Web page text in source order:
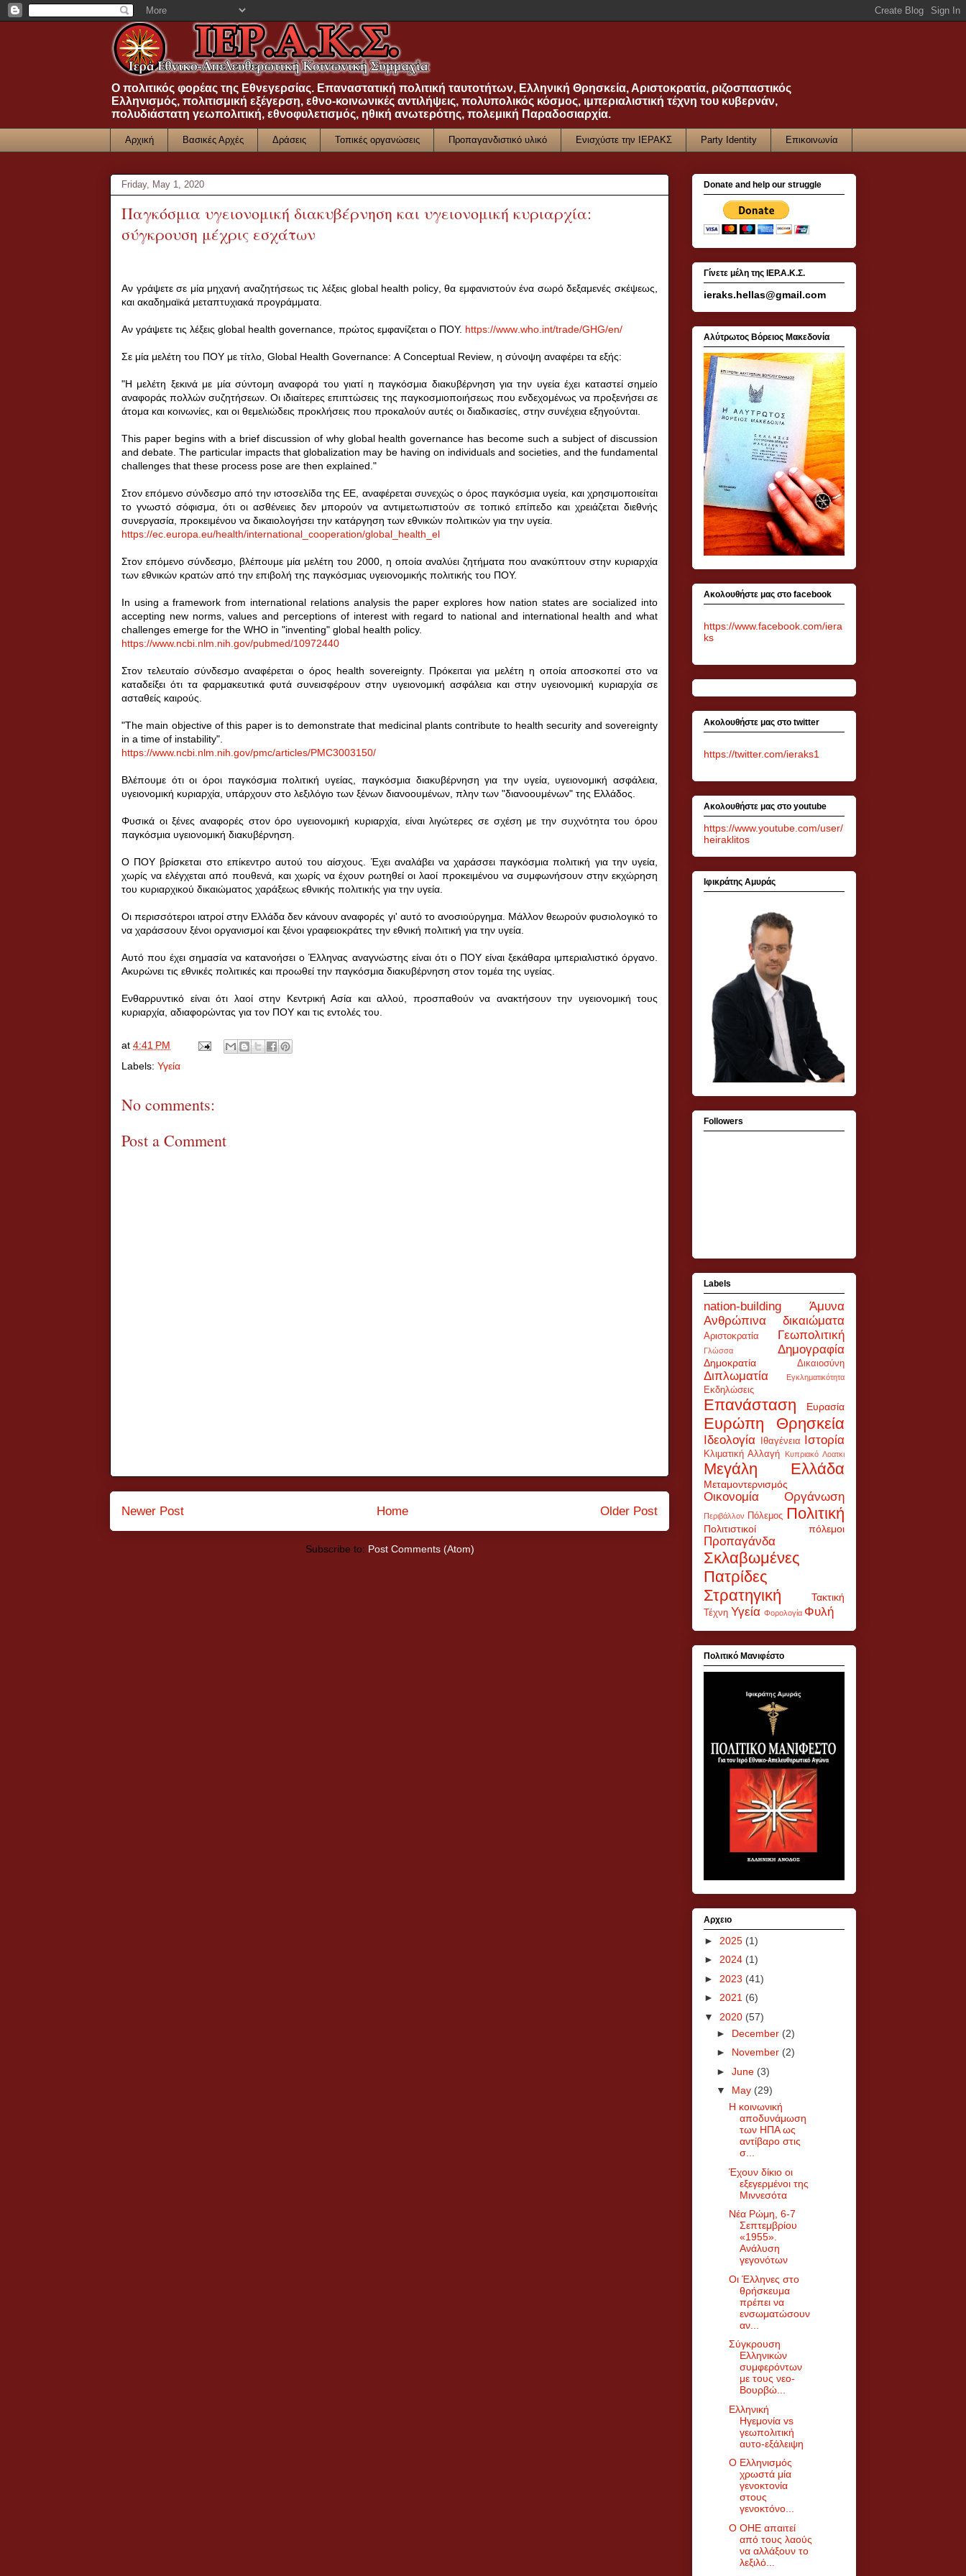
Ο πολιτικός φορέας της Εθνεγερσίας. Επαναστατική πολιτική ταυτοτήτων, Ελληνική Θρησκεία, Αριστοκρατία, ριζοσπαστικός
Ελληνισμός, πολιτισμική εξέγερση, εθνο-κοινωνικές αντιλήψεις, πολυπολικός κόσμος, ιμπεριαλιστική τέχνη του κυβερνάν,
πολυδιάστατη γεωπολιτική, εθνοφυλετισμός, ηθική ανωτερότης, πολεμική Παραδοσιαρχία.
Αρχική Βασικές Αρχές Δράσεις Τοπικές οργανώσεις Προπαγανδιστικό υλικό Ενισχύστε την ΙΕΡΑΚΣ Party Identity Επικοινωνία
Friday, May 1, 2020
Παγκόσμια υγειονομική διακυβέρνηση και υγειονομική κυριαρχία:
σύγκρουση μέχρις εσχάτων
Αν γράψετε σε μία μηχανή αναζητήσεως τις λέξεις global health policy, θα εμφανιστούν ένα σωρό δεξαμενές σκέψεως,
και ακαδημαϊκά μεταπτυχιακά προγράμματα.
Αν γράψετε τις λέξεις global health governance , πρώτος εμφανίζεται ο ΠΟΥ. https://www who int/trade/GHG/en/
Σε μία μελέτη του ΠΟΥ με τίτλο, Global Health Governance: A Conceptual Review , η σύνοψη αναφέρει τα εξής:
"Η μελέτη ξεκινά με μία σύντομη αναφορά του γιατί η παγκόσμια διακυβέρνηση για την υγεία έχει καταστεί σημείο
αναφοράς πολλών συζητήσεων. Οι ιδιαίτερες επιπτώσεις της παγκοσμιοποιήσεως που ενδεχομένως να προξενήσει σε
άτομα και κοινωνίες, και οι θεμελιώδεις προκλήσεις που προκαλούν αυτές οι διαδικασίες, στην συνέχεια εξηγούνται.
This paper begins with a brief discussion of why global health governance has become such a subject of discussion
and debate. The particular impacts that globalization may be having on individuals and societies, and the fundamental
challenges that these process pose are then explained."
Στον επόμενο σύνδεσμο από την ιστοσελίδα της ΕΕ, αναφέρεται συνεχώς ο όρος παγκόσμια υγεία, και χρησιμοποιείται
το γνωστό σόφισμα, ότι οι ασθένειες δεν μπορούν να αντιμετωπιστούν σε τοπικό επίπεδο και χρειάζεται διεθνής
συνεργασία, προκειμένου να δικαιολογήσει την κατάργηση των εθνικών πολιτικών για την υγεία.
https://ec europa eu/health/international cooperation/global health el
Στον επόμενο σύνδεσμο, βλέπουμε μία μελέτη του 2000, η οποία αναλύει ζητήματα που ανακύπτουν στην κυριαρχία
των εθνικών κρατών από την επιβολή της παγκόσμιας υγειονομικής πολιτικής του ΠΟΥ.
In using a framework from international relations analysis the paper explores how nation states are socialized into
accepting new norms, values and perceptions of interest with regard to national and international health and what
challenges emerge for the WHO in "inventing" global health policy.
https://www.ncbi.nlm.nih.gov/pubmed/10972440
Στον τελευταίο σύνδεσμο αναφέρεται ο όρος health sovereignty. Πρόκειται για μελέτη η οποία αποσκοπεί στο να
καταδείξει ότι τα φαρμακευτικά φυτά συνεισφέρουν στην υγειονομική ασφάλεια και στην υγειονομική κυριαρχία σε
ασταθείς καιρούς.
"The main objective of this paper is to demonstrate that medicinal plants contribute to health security and sovereignty
in a time of instability".
https://www.ncbi.nlm.nih.gov/pmc/articles/PMC3003150/
Βλέπουμε ότι οι όροι παγκόσμια πολιτική υγείας, παγκόσμια διακυβέρνηση για την υγεία, υγειονομική ασφάλεια,
υγειονομική κυριαρχία, υπάρχουν στο λεξιλόγιο των ξένων διανοουμένων, πλην των "διανοουμένων" της Ελλάδος.
Φυσικά οι ξένες αναφορές στον όρο υγειονομική κυριαρχία, είναι λιγώτερες σε σχέση με την συχνότητα του όρου
παγκόσμια υγειονομική διακυβέρνηση.
Ο ΠΟΥ βρίσκεται στο επίκεντρο αυτού του αίσχους. Έχει αναλάβει να χαράσσει παγκόσμια πολιτική για την υγεία,
χωρίς να ελέγχεται από πουθενά, και χωρίς να έχουν ρωτηθεί οι λαοί προκειμένου να συμφωνήσουν στην εκχώρηση
του κυριαρχικού δικαιώματος χαράξεως εθνικής πολιτικής για την υγεία.
Οι περισσότεροι ιατροί στην Ελλάδα δεν κάνουν αναφορές γι' αυτό το ανοσιούργημα. Μάλλον θεωρούν φυσιολογικό το
να χαράσσουν ξένοι οργανισμοί και ξένοι γραφειοκράτες την εθνική πολιτική για την υγεία.
Αυτό που έχει σημασία να κατανοήσει ο Έλληνας αναγνώστης είναι ότι ο ΠΟΥ είναι ξεκάθαρα ιμπεριαλιστικό όργανο.
Ακυρώνει τις εθνικές πολιτικές και προωθεί την παγκόσμια διακυβέρνηση στον τομέα της υγείας.
Ενθαρρυντικό είναι ότι λαοί στην Κεντρική Ασία και αλλού, προσπαθούν να ανακτήσουν την υγειονομική τους
κυριαρχία, αδιαφορώντας για τον ΠΟΥ και τις εντολές του.
at 4:41 PM
Labels: Υγεία
No comments:
Post a Comment
Newer Post Older Post
Home
Subscribe to: Post Comments (Atom)
Donate and help our struggle
Γίνετε μέλη της ΙΕΡ.Α.Κ.Σ.
ieraks.hellas@gmail.com
Αλύτρωτος Βόρειος Μακεδονία
Ακολουθήστε μας στο facebook
https://www.facebook.com/iera
ks
Ακολουθήστε μας στο twitter
https://twitter.com/ieraks1
Ακολουθήστε μας στο youtube
https://www.youtube.com/user/
heiraklitos
Ιφικράτης Αμυράς
Followers
Labels
nation-building
Άμυνα
Ανθρώπινα δικαιώματα
Αριστοκρατία Γεωπολιτική
Γλώσσα Δημογραφία
Δημοκρατία Δικαιοσύνη
Διπλωματία Εγκληματικότητα
Εκδηλώσεις
Επανάσταση Ευρασία
Ευρώπη Θρησκεία
Ιδεολογία Ιθαγένεια Ιστορία
Κλιματική Αλλαγή Κυπριακό Λοατκι
Μεγάλη Ελλάδα
Μεταμοντερνισμός
Οικονομία Οργάνωση
Περιβάλλον Πόλεμος Πολιτική
Πολιτιστικοί πόλεμοι
Προπαγάνδα
Σκλαβωμένες
Πατρίδες
Στρατηγική
Τακτική
Τέχνη Υγεία Φορολογία Φυλή
Πολιτικό Μανιφέστο
Αρχειο
► 2025 (1)
► 2024 (1)
► 2023 (41)
► 2021 (6)
▼ 2020 (57)
► December (2)
► November (2)
► June (3)
▼ May (29)
Η κοινωνική
αποδυνάμωση
των ΗΠΑ ως
αντίβαρο στις
σ...
Έχουν δίκιο οι
εξεγερμένοι της
Μιννεσότα
Νέα Ρώμη, 6-7
Σεπτεμβρίου
«1955».
Ανάλυση
γεγονότων
Οι Έλληνες στο
θρήσκευμα
πρέπει να
ενσωματώσουν
αν...
Σύγκρουση
Ελληνικών
συμφερόντων
με τους νεο-
Βουρβώ...
Ελληνική
Ηγεμονία vs
γεωπολιτική
αυτο-εξάλειψη
Ο Ελληνισμός
χρωστά μία
γενοκτονία
στους
γενοκτόνο...
Ο ΟΗΕ απαιτεί
από τους λαούς
να αλλάξουν το
λεξιλό...